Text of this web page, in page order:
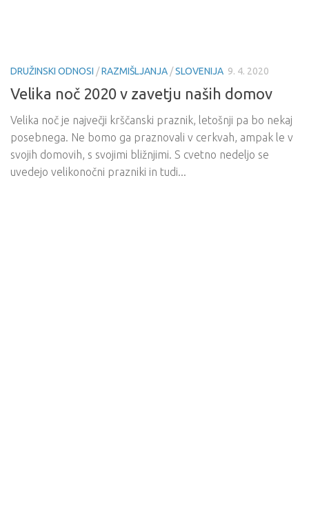
DRUŽINSKI ODNOSI /RAZMIŠLJANJA /SLOVENIJA 9. 4. 2020
Velika noč 2020 v zavetju naših domov
Velika noč je največji krščanski praznik, letošnji pa bo nekaj
posebnega. Ne bomo ga praznovali v cerkvah, ampak le v
svojih domovih, s svojimi bližnjimi. S cvetno nedeljo se
uvedejo velikonočni prazniki in tudi...